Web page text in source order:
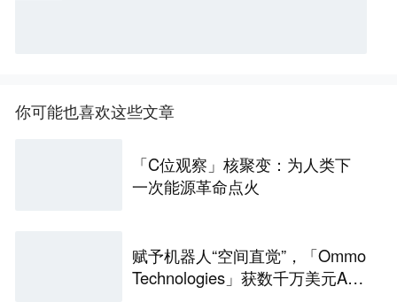
你可能也喜欢这些文章
「C位观察」核聚变：为人类下
一次能源革命点火
赋予机器人“空间直觉”，「Ommo
Technologies」获数千万美元A轮